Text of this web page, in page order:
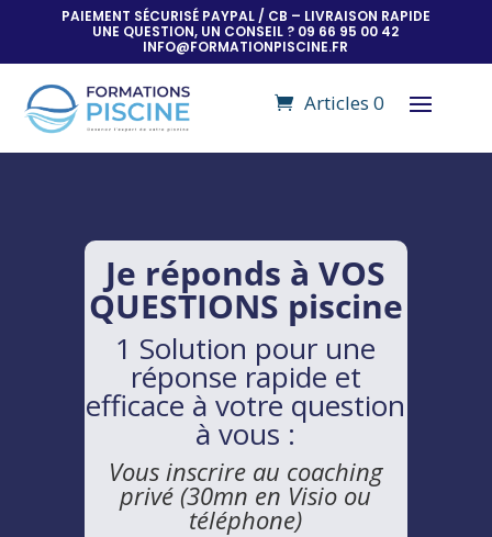
PAIEMENT SÉCURISÉ PAYPAL / CB – LIVRAISON RAPIDE
UNE QUESTION, UN CONSEIL ? 09 66 95 00 42
INFO@FORMATIONPISCINE.FR
Articles 0
Je réponds à VOS
QUESTIONS piscine
1 Solution pour une
réponse rapide et
efficace à votre question
à vous :
Vous inscrire au coaching
privé (30mn en Visio ou
téléphone)